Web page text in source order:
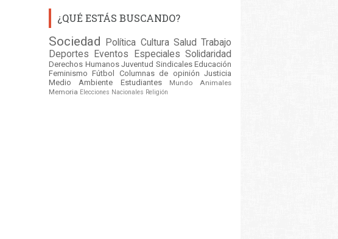
¿QUÉ ESTÁS BUSCANDO?
Sociedad Política Cultura Salud Trabajo
Deportes
Eventos Especiales Solidaridad
Derechos Humanos Juventud Sindicales Educación
Feminismo Fútbol Columnas de opinión Justicia
Medio Ambiente
Estudiantes Mundo
Animales
Memoria Elecciones Nacionales Religión